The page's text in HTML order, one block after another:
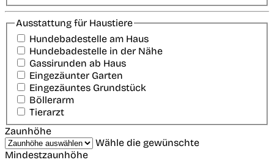
Ausstattung für Haustiere
Hundebadestelle am Haus
Hundebadestelle in der Nähe
Gassirunden ab Haus
Eingezäunter Garten
Eingezäuntes Grundstück
Böllerarm
Tierarzt
Zaunhöhe
Wähle die gewünschte
Mindestzaunhöhe